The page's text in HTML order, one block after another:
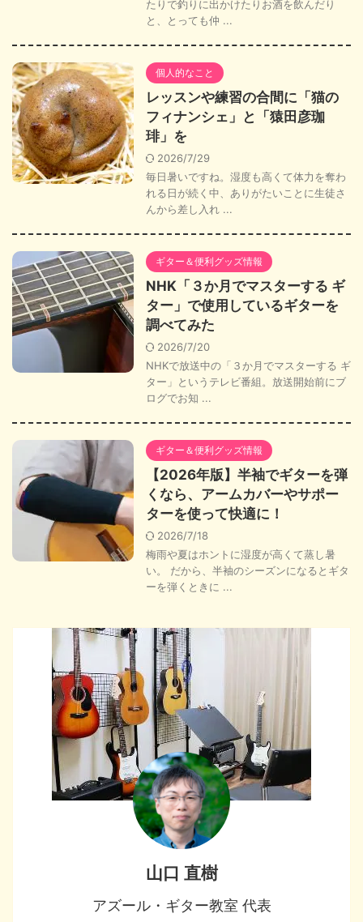
たりで釣りに出かけたりお酒を飲んだり
と、とっても仲 ...
個人的なこと
レッスンや練習の合間に「猫の
フィナンシェ」と「猿田彦珈
琲」を
2026/7/29
毎日暑いですね。湿度も高くて体力を奪わ
れる日が続く中、ありがたいことに生徒さ
んから差し入れ ...
ギター＆便利グッズ情報
NHK「３か月でマスターする ギ
ター」で使用しているギターを
調べてみた
2026/7/20
NHKで放送中の「３か月でマスターする ギ
ター」というテレビ番組。放送開始前にブ
ログでお知 ...
ギター＆便利グッズ情報
【2026年版】半袖でギターを弾
くなら、アームカバーやサポー
ターを使って快適に！
2026/7/18
梅雨や夏はホントに湿度が高くて蒸し暑
い。 だから、半袖のシーズンになるとギタ
ーを弾くときに ...
山口 直樹
アズール・ギター教室 代表